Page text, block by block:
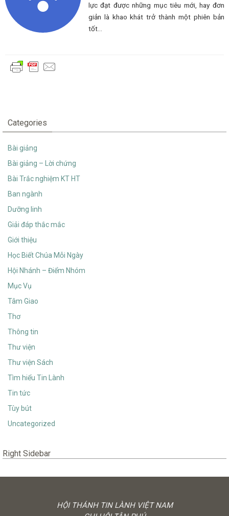
lực đạt được những mục tiêu mới, hay đơn
giản là khao khát trở thành một phiên bản
tốt…
Categories
Bài giảng
Bài giảng – Lời chứng
Bài Trắc nghiệm KT HT
Ban ngành
Dưỡng linh
Giải đáp thắc mắc
Giới thiệu
Học Biết Chúa Mỗi Ngày
Hội Nhánh – Điểm Nhóm
Mục Vụ
Tâm Giao
Thơ
Thông tin
Thư viện
Thư viện Sách
Tìm hiểu Tin Lành
Tin tức
Tùy bút
Uncategorized
Right Sidebar
HỘI THÁNH TIN LÀNH VIỆT NAM